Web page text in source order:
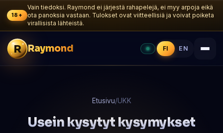
18+
Vain tiedoksi. Raymond ei järjestä rahapelejä, ei myy arpoja eikä
ota panoksia vastaan. Tulokset ovat viitteellisiä ja voivat poiketa
virallisista lähteistä.
R Raymond FI EN
Etusivu/UKK
Usein kysytyt kysymykset